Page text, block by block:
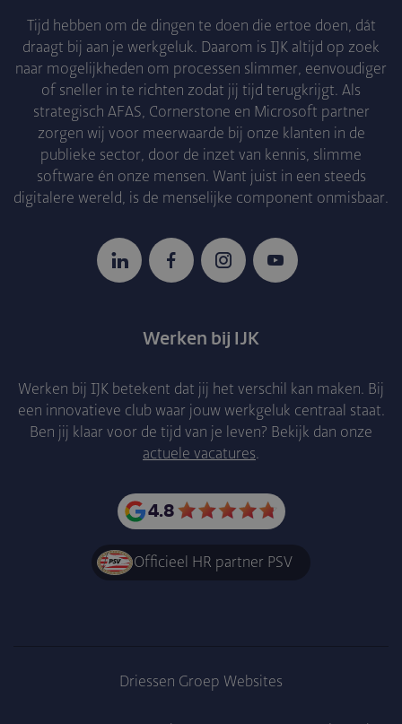
Tijd hebben om de dingen te doen die ertoe doen, dát
draagt bij aan je werkgeluk. Daarom is IJK altijd op zoek
naar mogelijkheden om processen slimmer, eenvoudiger
of sneller in te richten zodat jij tijd terugkrijgt. Als
strategisch AFAS, Cornerstone en Microsoft partner
zorgen wij voor meerwaarde bij onze klanten in de
publieke sector, door de inzet van kennis, slimme
software én onze mensen. Want juist in een steeds
digitalere wereld, is de menselijke component onmisbaar.
Werken bij IJK
Werken bij IJK betekent dat jij het verschil kan maken. Bij
een innovatieve club waar jouw werkgeluk centraal staat.
Ben jij klaar voor de tijd van je leven? Bekijk dan onze
actuele vacatures.
4.8
Officieel HR partner PSV
Driessen Groep Websites